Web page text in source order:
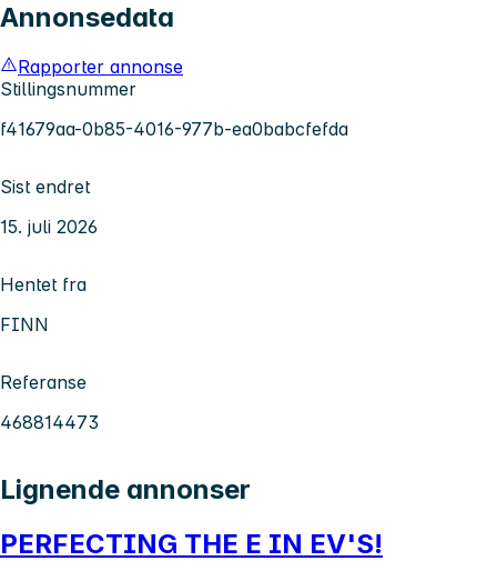
Annonsedata
Rapporter annonse
Stillingsnummer
f41679aa-0b85-4016-977b-ea0babcfefda
Sist endret
15. juli 2026
Hentet fra
FINN
Referanse
468814473
Lignende annonser
PERFECTING THE E IN EV'S!